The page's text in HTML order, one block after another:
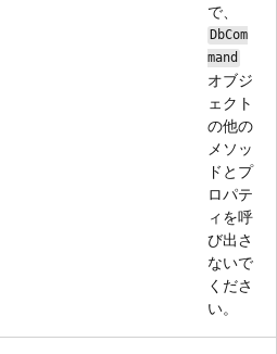
で、
DbCom
mand
オブジ
ェクト
の他の
メソッ
ドとプ
ロパテ
ィを呼
び出さ
ないで
くださ
い。